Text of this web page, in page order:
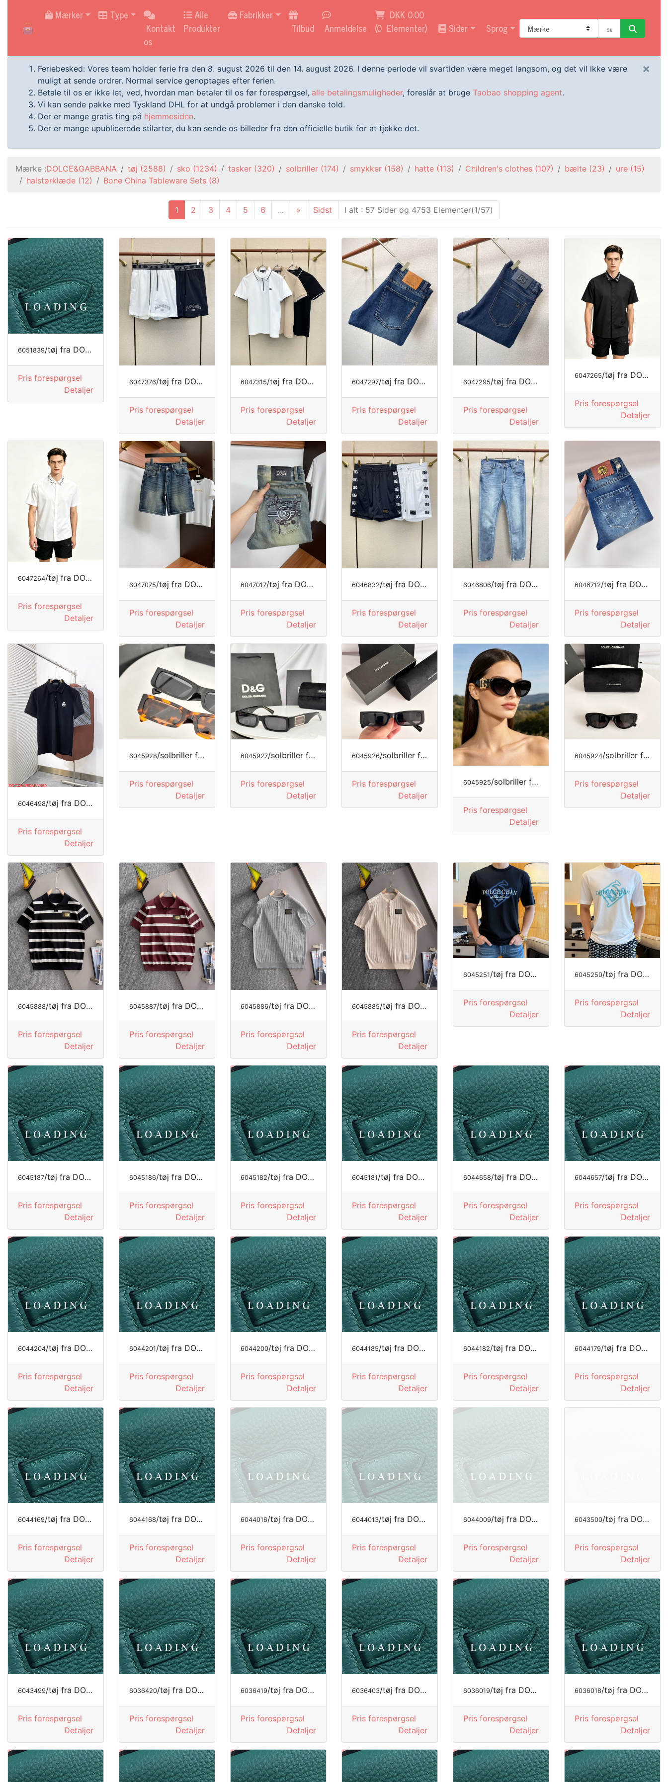
HOME
Mærker
Type
Kontakt
os
Alle
Produkter
Fabrikker
Tilbud
Anmeldelse
DKK 0.00
(0Elementer) Sider Sprog
Feriebesked: Vores team holder ferie fra den 8. august 2026 til den 14. august 2026. I denne periode vil svartiden være meget langsom, og det vil ikke være
muligt at sende ordrer. Normal service genoptages efter ferien.
Betale til os er ikke let, ved, hvordan man betaler til os før forespørgsel, alle betalingsmuligheder, foreslår at bruge Taobao shopping agent.
Vi kan sende pakke med Tyskland DHL for at undgå problemer i den danske told.
Der er mange gratis ting på hjemmesiden.
Der er mange upublicerede stilarter, du kan sende os billeder fra den officielle butik for at tjekke det.
×
Mærke :DOLCE&GABBANA tøj (2588) sko (1234) tasker (320) solbriller (174) smykker (158) hatte (113) Children's clothes (107) bælte (23) ure (15)
halstørklæde (12) Bone China Tableware Sets (8)
1 2 3 4 5 6 ... » Sidst I alt : 57 Sider og 4753 Elementer(1/57)
6051839/tøj fra DOLCE&GABBANA
Pris forespørgsel
Detaljer
6047376/tøj fra DOLCE&GABBANA
Pris forespørgsel
Detaljer
6047315/tøj fra DOLCE&GABBANA
Pris forespørgsel
Detaljer
6047297/tøj fra DOLCE&GABBANA
Pris forespørgsel
Detaljer
6047295/tøj fra DOLCE&GABBANA
Pris forespørgsel
Detaljer
6047265/tøj fra DOLCE&GABBANA
Pris forespørgsel
Detaljer
6047264/tøj fra DOLCE&GABBANA
Pris forespørgsel
Detaljer
6047075/tøj fra DOLCE&GABBANA
Pris forespørgsel
Detaljer
6047017/tøj fra DOLCE&GABBANA
Pris forespørgsel
Detaljer
6046832/tøj fra DOLCE&GABBANA
Pris forespørgsel
Detaljer
6046806/tøj fra DOLCE&GABBANA
Pris forespørgsel
Detaljer
6046712/tøj fra DOLCE&GABBANA
Pris forespørgsel
Detaljer
6046498/tøj fra DOLCE&GABBANA
Pris forespørgsel
Detaljer
6045928/solbriller fra DOLCE&GABBANA
Pris forespørgsel
Detaljer
6045927/solbriller fra DOLCE&GABBANA
Pris forespørgsel
Detaljer
6045926/solbriller fra DOLCE&GABBANA
Pris forespørgsel
Detaljer
6045925/solbriller fra DOLCE&GABBANA
Pris forespørgsel
Detaljer
6045924/solbriller fra DOLCE&GABBANA
Pris forespørgsel
Detaljer
6045888/tøj fra DOLCE&GABBANA
Pris forespørgsel
Detaljer
6045887/tøj fra DOLCE&GABBANA
Pris forespørgsel
Detaljer
6045886/tøj fra DOLCE&GABBANA
Pris forespørgsel
Detaljer
6045885/tøj fra DOLCE&GABBANA
Pris forespørgsel
Detaljer
6045251/tøj fra DOLCE&GABBANA
Pris forespørgsel
Detaljer
6045250/tøj fra DOLCE&GABBANA
Pris forespørgsel
Detaljer
6045187/tøj fra DOLCE&GABBANA
Pris forespørgsel
Detaljer
6045186/tøj fra DOLCE&GABBANA
Pris forespørgsel
Detaljer
6045182/tøj fra DOLCE&GABBANA
Pris forespørgsel
Detaljer
6045181/tøj fra DOLCE&GABBANA
Pris forespørgsel
Detaljer
6044658/tøj fra DOLCE&GABBANA
Pris forespørgsel
Detaljer
6044657/tøj fra DOLCE&GABBANA
Pris forespørgsel
Detaljer
6044204/tøj fra DOLCE&GABBANA
Pris forespørgsel
Detaljer
6044201/tøj fra DOLCE&GABBANA
Pris forespørgsel
Detaljer
6044200/tøj fra DOLCE&GABBANA
Pris forespørgsel
Detaljer
6044185/tøj fra DOLCE&GABBANA
Pris forespørgsel
Detaljer
6044182/tøj fra DOLCE&GABBANA
Pris forespørgsel
Detaljer
6044179/tøj fra DOLCE&GABBANA
Pris forespørgsel
Detaljer
6044169/tøj fra DOLCE&GABBANA
Pris forespørgsel
Detaljer
6044168/tøj fra DOLCE&GABBANA
Pris forespørgsel
Detaljer
6044016/tøj fra DOLCE&GABBANA
Pris forespørgsel
Detaljer
6044013/tøj fra DOLCE&GABBANA
Pris forespørgsel
Detaljer
6044009/tøj fra DOLCE&GABBANA
Pris forespørgsel
Detaljer
6043500/tøj fra DOLCE&GABBANA
Pris forespørgsel
Detaljer
6043499/tøj fra DOLCE&GABBANA
Pris forespørgsel
Detaljer
6036420/tøj fra DOLCE&GABBANA
Pris forespørgsel
Detaljer
6036419/tøj fra DOLCE&GABBANA
Pris forespørgsel
Detaljer
6036403/tøj fra DOLCE&GABBANA
Pris forespørgsel
Detaljer
6036019/tøj fra DOLCE&GABBANA
Pris forespørgsel
Detaljer
6036018/tøj fra DOLCE&GABBANA
Pris forespørgsel
Detaljer